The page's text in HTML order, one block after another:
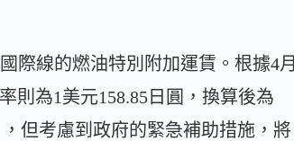
際線的燃油特別附加運賃。根據4月
則為1美元158.85日圓，換算後為
但考慮到政府的緊急補助措施，將